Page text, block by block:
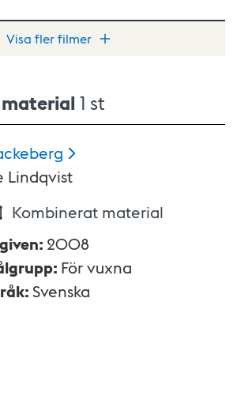
Visa fler filmer
1 st
Lindqvist
Kombinerat material
:2008
: För vuxna
:Svenska